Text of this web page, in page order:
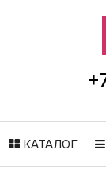
КАТАЛОГ